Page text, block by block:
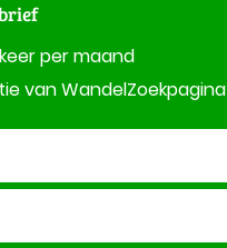
per maand
van WandelZoekpagina